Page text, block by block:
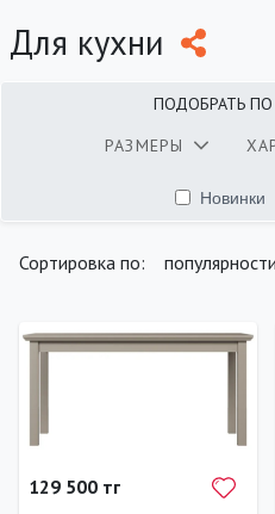
Для кухни
ПОДОБРАТЬ
РАЗМЕРЫ
Новинки
Сортировка по: популярности
129 500 тг